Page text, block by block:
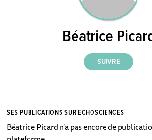
Béatrice
SES PUBLICATIONS SUR ECHOSCIENCES
Béatrice Picard n'a pas encore de